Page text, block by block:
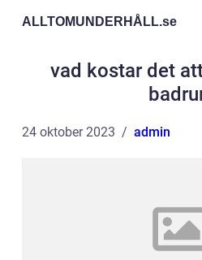
ALLTOMUNDERHÅLL.se
vad kostar det
24 oktober 2023 admin